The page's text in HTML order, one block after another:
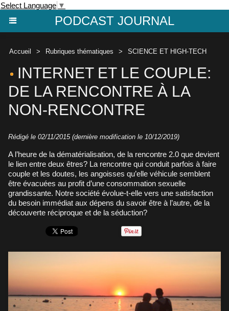
Select Language ▼
PODCAST JOURNAL
Accueil > Rubriques thématiques > SCIENCE ET HIGH-TECH
INTERNET ET LE COUPLE:
DE LA RENCONTRE À LA
NON-RENCONTRE
Rédigé le 02/11/2015 (dernière modification le 10/12/2019)
A l’heure de la dématérialisation, de la rencontre 2.0 que devient
le lien entre deux êtres? La rencontre qui conduit parfois à faire
couple et les doutes, les angoisses qu’elle véhicule semblent
être évacuées au profit d’une consommation sexuelle
grandissante. Notre société évolue-t-elle vers une satisfaction
du besoin immédiat aux dépens du savoir être à l’autre, de la
découverte réciproque et de la séduction?